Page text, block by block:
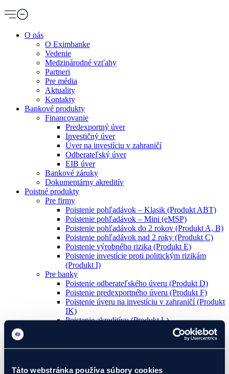
Táto webstránka používa súbory cookies
O nás
O Eximbanke
Vedenie
Medzinárodné vzťahy
Partneri
Pre média
Aktuality
Kontakty
Bankové produkty
Financovanie
Predexportný úver
Investičný úver
Úver na investíciu v zahraničí
Odberateľský úver
EIB úver
Bankové záruky
Dokumentárny akreditív
Poistné produkty
Pre firmy
Poistenie pohľadávok – Klasik (Produkt ABT)
Poistenie pohľadávok – Mini (eMSP)
Poistenie pohľadávok do 2 rokov (Produkt A, B)
Poistenie pohľadávok nad 2 roky (Produkt C)
Poistenie výrobného rizika (Produkt E)
Poistenie investície proti politickým rizikám
(Produkt I)
Pre banky
Poistenie odberateľského úveru (Produkt D)
Poistenie predexportného úveru (Produkt F)
Poistenie úveru na investíciu v zahraničí (Produkt
IK)
Poistenie akreditívu (Produkt L)
Mám projekt
Global Gateway